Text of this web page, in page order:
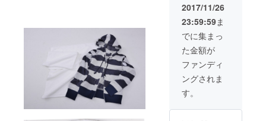
2017/11/26
23:59:59ま
でに集まっ
た金額が
ファンディ
ングされま
す。